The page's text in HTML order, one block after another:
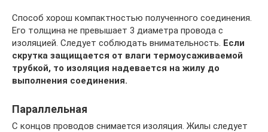
Способ хорош компактностью полученного соединения.
Его толщина не превышает 3 диаметра провода с
изоляцией. Следует соблюдать внимательность. Если
скрутка защищается от влаги термоусаживаемой
трубкой, то изоляция надевается на жилу до
выполнения соединения.
Параллельная
С концов проводов снимается изоляция. Жилы следует